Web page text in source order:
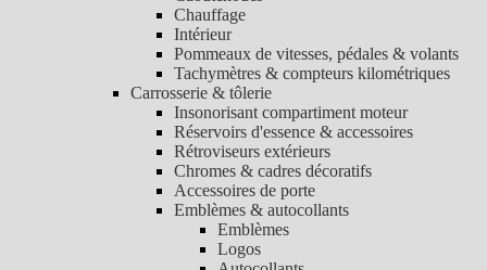
Chauffage
Intérieur
Pommeaux de vitesses, pédales & volants
Tachymètres & compteurs kilométriques
Carrosserie & tôlerie
Insonorisant compartiment moteur
Réservoirs d'essence & accessoires
Rétroviseurs extérieurs
Chromes & cadres décoratifs
Accessoires de porte
Emblèmes & autocollants
Emblèmes
Logos